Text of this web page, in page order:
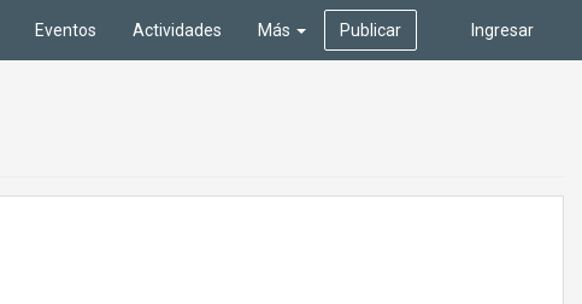
Ingresar
Eventos Actividades Más Publicar